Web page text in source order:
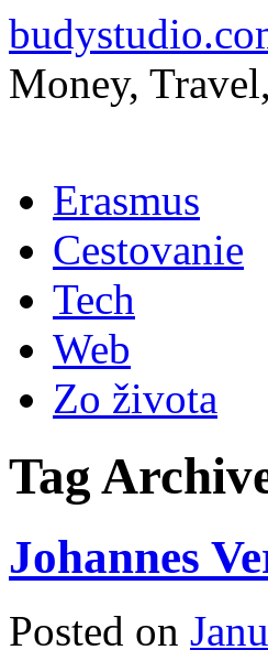
Money,
to
contentErasmus
Cestovanie
Tech
Web
Zo života
Tag
Johannes
Posted on